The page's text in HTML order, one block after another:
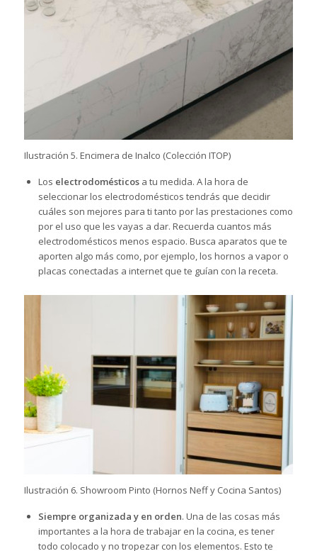
Ilustración 5. Encimera de Inalco (Colección ITOP)
Los electrodomésticosa tu medida. A la hora de
seleccionar los electrodomésticos tendrás que decidir
cuáles son mejores para ti tanto por las prestaciones como
por el uso que les vayas a dar. Recuerda cuantos más
electrodomésticos menos espacio. Busca aparatos que te
aporten algo más como, por ejemplo, los hornos a vapor o
placas conectadas a internet que te guían con la receta.
Ilustración 6. Showroom Pinto (Hornos Neff y Cocina Santos)
Siempre organizada y en orden. Una de las cosas más
importantes a la hora de trabajar en la cocina, es tener
todo colocado y no tropezar con los elementos. Esto te